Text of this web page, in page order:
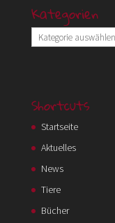
Kategorien
Kategorien
Shortcuts
Startseite
Aktuelles
News
Tiere
Bücher